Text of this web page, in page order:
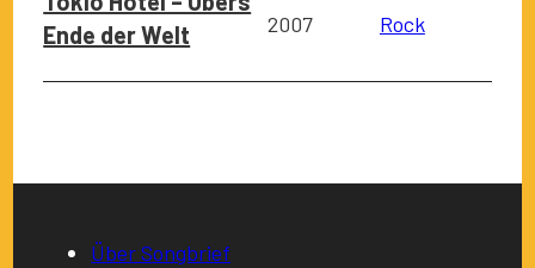
Ende der Welt
2007 Rock
Über Songbrief